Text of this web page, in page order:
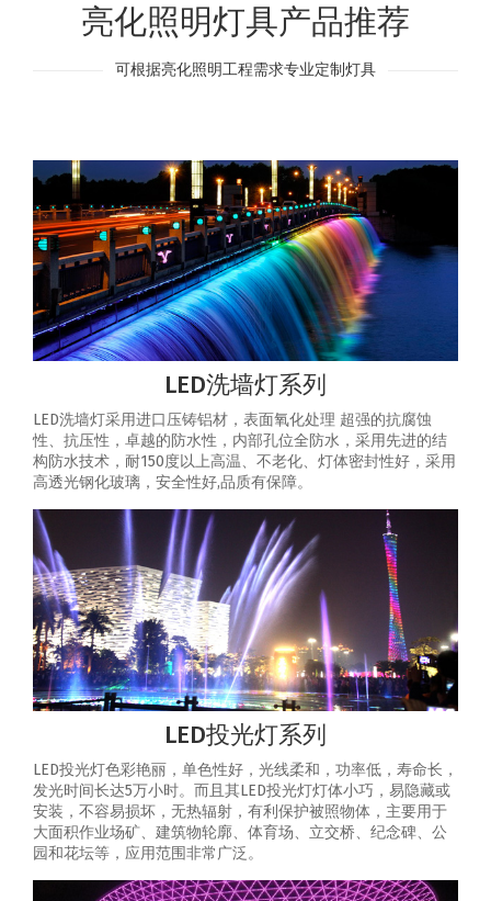
亮化照明灯具产品推荐
可根据亮化照明工程需求专业定制灯具
LED洗墙灯系列
LED洗墙灯采用进口压铸铝材，表面氧化处理 超强的抗腐蚀
性、抗压性，卓越的防水性，内部孔位全防水，采用先进的结
构防水技术，耐150度以上高温、不老化、灯体密封性好，采用
高透光钢化玻璃，安全性好,品质有保障。
LED投光灯系列
LED投光灯色彩艳丽，单色性好，光线柔和，功率低，寿命长，
发光时间长达5万小时。而且其LED投光灯灯体小巧，易隐藏或
安装，不容易损坏，无热辐射，有利保护被照物体，主要用于
大面积作业场矿、建筑物轮廓、体育场、立交桥、纪念碑、公
园和花坛等，应用范围非常广泛。